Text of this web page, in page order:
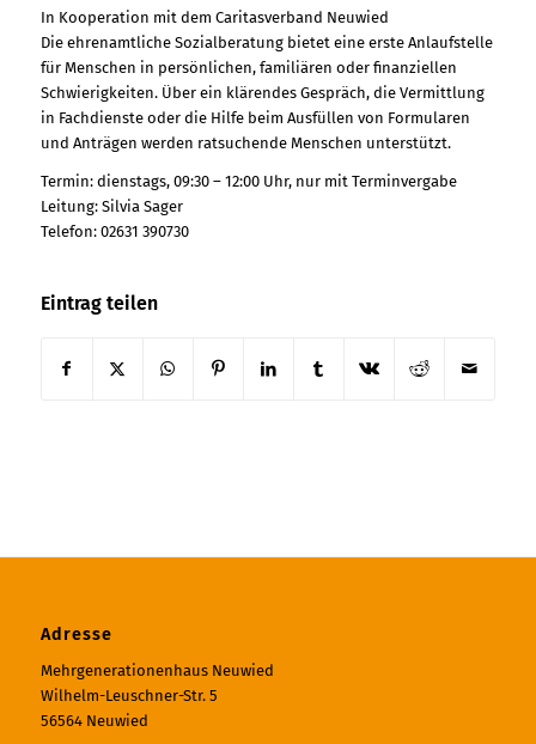
In Kooperation mit dem Caritasverband Neuwied
Die ehrenamtliche Sozialberatung bietet eine erste Anlaufstelle
für Menschen in persönlichen, familiären oder finanziellen
Schwierigkeiten. Über ein klärendes Gespräch, die Vermittlung
in Fachdienste oder die Hilfe beim Ausfüllen von Formularen
und Anträgen werden ratsuchende Menschen unterstützt.
Termin: dienstags, 09:30 – 12:00 Uhr, nur mit Terminvergabe
Leitung: Silvia Sager
Telefon: 02631 390730
Eintrag teilen
Adresse
Mehrgenerationenhaus Neuwied
Wilhelm-Leuschner-Str. 5
56564 Neuwied